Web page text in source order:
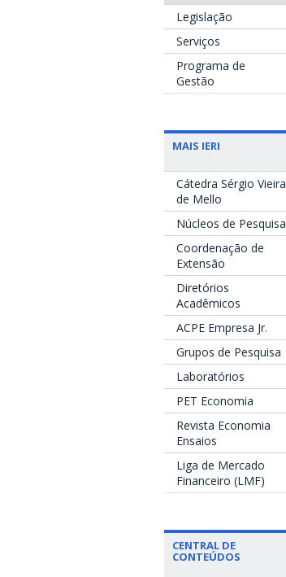
Legislação
Serviços
Programa de
Gestão
MAIS IERI
Cátedra Sérgio Vieira
de Mello
Núcleos de Pesquisa
Coordenação de
Extensão
Diretórios
Acadêmicos
ACPE Empresa Jr.
Grupos de Pesquisa
Laboratórios
PET Economia
Revista Economia
Ensaios
Liga de Mercado
Financeiro (LMF)
CENTRAL DE
CONTEÚDOS